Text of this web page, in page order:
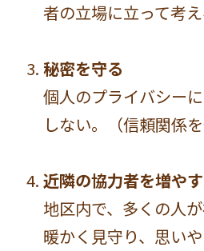
者の立場に立って考え
秘密を守る
個人のプライバシー
しない。（信頼関係を
近隣の協力者を増やす
地区内で、多くの人
暖かく見守り、思い